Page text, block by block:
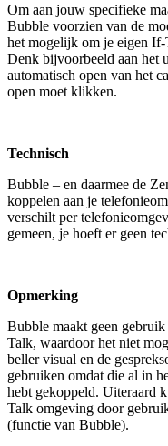
Om aan jouw specifieke
Bubble voorzien van de
het mogelijk om je eigen
Denk bijvoorbeeld aan het
automatisch open van het
open moet klikken.
Technisch
Bubble – en daarmee de
koppelen aan je
verschilt per
gemeen, je hoeft er geen
Opmerking
Bubble maakt geen
Talk, waardoor het niet
beller visual en de
gebruiken omdat die al in
hebt gekoppeld. Uiteraard
Talk omgeving door
(functie van Bubble).